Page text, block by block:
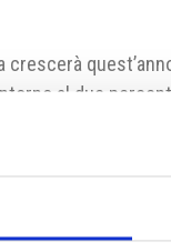
crescerà
al due
about/news/
boost-skills-
fotografia: